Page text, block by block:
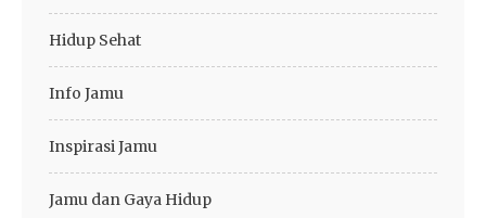
Hidup Sehat
Info Jamu
Inspirasi Jamu
Jamu dan Gaya Hidup